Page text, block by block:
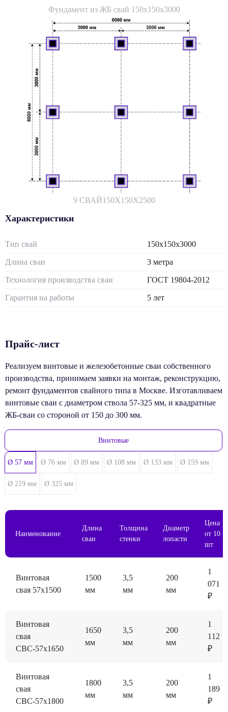
Фундамент из ЖБ свай 150х150х3000
9 СВАЙ150Х150Х2500
Характеристики
Тип свай 150х150х3000
Длина сваи 3 метра
Технология производства сваи ГОСТ 19804-2012
Гарантия на работы 5 лет
Прайс-лист
Реализуем винтовые и железобетонные сваи собственного
производства, принимаем заявки на монтаж, реконструкцию,
ремонт фундаментов свайного типа в Москве. Изготавливаем
винтовые сваи с диаметром ствола 57-325 мм, и квадратные
ЖБ-сваи со стороной от 150 до 300 мм.
Винтовые
Ø 57 мм Ø 76 мм Ø 89 мм Ø 108 мм Ø 133 мм Ø 159 мм
Ø 219 мм Ø 325 мм
Наименование
Длина
сваи
Толщина
стенки
Диаметр
лопасти
Цена
от 10
шт
Винтовая
свая 57x1500
1500
мм
3,5
мм
200
мм
1
071
₽
Винтовая
свая
СВС-57x1650
1650
мм
3,5
мм
200
мм
1
112
₽
Винтовая
свая
СВС-57x1800
1800
мм
3,5
мм
200
мм
1
189
₽